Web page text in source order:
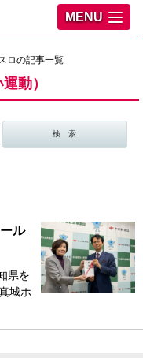
MENU
ロの記事一覧
動）
ル
県を
城ホ